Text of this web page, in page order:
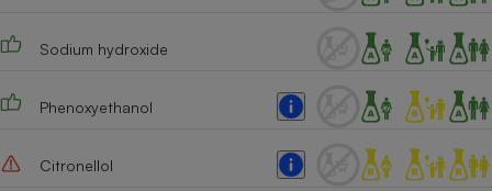
Sodium hydroxide
Phenoxyethanol
Citronellol